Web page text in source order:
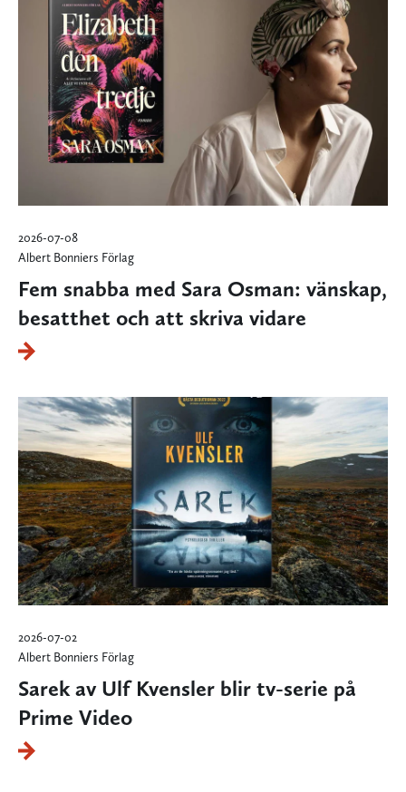
2026-07-08
Albert Bonniers Förlag
Fem snabba med Sara Osman: vänskap,
besatthet och att skriva vidare
2026-07-02
Albert Bonniers Förlag
Sarek av Ulf Kvensler blir tv-serie på
Prime Video